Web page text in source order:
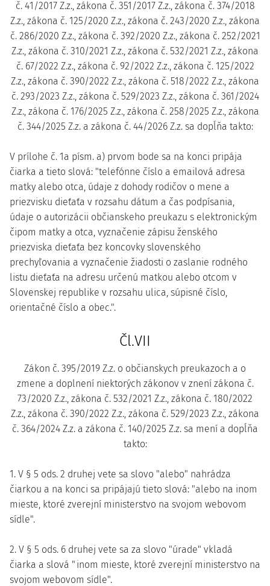
č. 41/2017 Z.z., zákona č. 351/2017 Z.z., zákona č. 374/2018
Z.z., zákona č. 125/2020 Z.z., zákona č. 243/2020 Z.z., zákona
č. 286/2020 Z.z., zákona č. 392/2020 Z.z., zákona č. 252/2021
Z.z., zákona č. 310/2021 Z.z., zákona č. 532/2021 Z.z., zákona
č. 67/2022 Z.z., zákona č. 92/2022 Z.z., zákona č. 125/2022
Z.z., zákona č. 390/2022 Z.z., zákona č. 518/2022 Z.z., zákona
č. 293/2023 Z.z., zákona č. 529/2023 Z.z., zákona č. 361/2024
Z.z., zákona č. 176/2025 Z.z., zákona č. 258/2025 Z.z., zákona
č. 344/2025 Z.z. a zákona č. 44/2026 Z.z. sa dopĺňa takto:
V prílohe č. 1a písm. a) prvom bode sa na konci pripája
čiarka a tieto slová: "telefónne číslo a emailová adresa
matky alebo otca, údaje z dohody rodičov o mene a
priezvisku dieťaťa v rozsahu dátum a čas podpísania,
údaje o autorizácii občianskeho preukazu s elektronickým
čipom matky a otca, vyznačenie zápisu ženského
priezviska dieťaťa bez koncovky slovenského
prechyľovania a vyznačenie žiadosti o zaslanie rodného
listu dieťaťa na adresu určenú matkou alebo otcom v
Slovenskej republike v rozsahu ulica, súpisné číslo,
orientačné číslo a obec.".
Čl.VII
Zákon č. 395/2019 Z.z. o občianskych preukazoch a o
zmene a doplnení niektorých zákonov v znení zákona č.
73/2020 Z.z., zákona č. 532/2021 Z.z., zákona č. 180/2022
Z.z., zákona č. 390/2022 Z.z., zákona č. 529/2023 Z.z., zákona
č. 364/2024 Z.z. a zákona č. 140/2025 Z.z. sa mení a dopĺňa
takto:
1. V § 5 ods. 2 druhej vete sa slovo "alebo" nahrádza
čiarkou a na konci sa pripájajú tieto slová: "alebo na inom
mieste, ktoré zverejní ministerstvo na svojom webovom
sídle".
2. V § 5 ods. 6 druhej vete sa za slovo "úrade" vkladá
čiarka a slová "inom mieste, ktoré zverejní ministerstvo na
svojom webovom sídle".